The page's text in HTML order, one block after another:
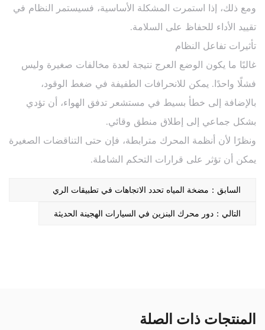
ومع ذلك، إذا استمرت المشكلة الأساسية، فسيستمر النظام في
تقييد الأداء للحفاظ على السلامة.
تأثيرات تفاعل النظام
غالبًا ما يكون الوضع العرج نتيجة لعدة مخالفات صغيرة وليس
فشلًا واحدًا. يمكن للانحرافات الطفيفة في ضغط الوقود،
بالإضافة إلى خطأ بسيط في مستشعر تدفق الهواء، أن تؤدي
بشكل جماعي إلى إطلاق منطق وقائي.
ونظرًا لأن أنظمة المحرك مترابطة، فإن حتى التناقضات الصغيرة
يمكن أن تؤثر على قرارات التحكم الشاملة.
السابق：مضخة المياه تحدد الاتجاهات في تطبيقات الري
الزراعي
التالي：دور محرك البنزين في السيارات الهجينة الحديثة
المنتجات ذات الصلة